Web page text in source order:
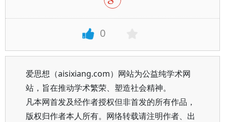
0
爱思想（aisixiang.com）网站为公益纯学术网
站，旨在推动学术繁荣、塑造社会精神。
凡本网首发及经作者授权但非首发的所有作品，
版权归作者本人所有。网络转载请注明作者、出